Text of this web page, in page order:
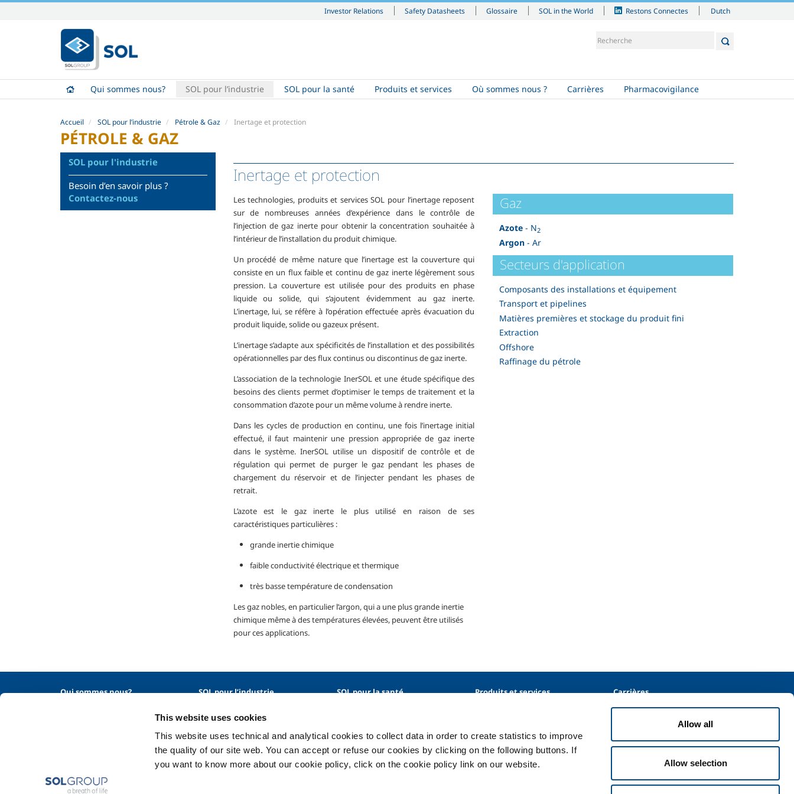
This website uses cookies
This website uses technical and analytical cookies to collect data in order to create statistics to improve
the quality of our site web. You can accept or refuse our cookies by clicking on the following buttons. If
you want to know more about our cookie policy, click on the cookie policy link on our website.
Allow all
Allow selection
Investor Relations Safety Datasheets Glossaire SOL in the World Restons Connectes
contenu.
|
Aller
Dutch
Qui sommes nous? SOL pour l’industrie SOL pour la santé Produits et services Où sommes nous ? Carrières Pharmacovigilance
Accueil SOL pour l’industrie Pétrole & Gaz Inertage et protection
PÉTROLE & GAZ
Inertage et protection
Les technologies, produits et services SOL pour l’inertage reposent
sur de nombreuses années d’expérience dans le contrôle de
l’injection de gaz inerte pour obtenir la concentration souhaitée à
l’intérieur de l’installation du produit chimique.
Un procédé de même nature que l’inertage est la couverture qui
consiste en un flux faible et continu de gaz inerte légèrement sous
pression. La couverture est utilisée pour des produits en phase
liquide ou solide, qui s’ajoutent évidemment au gaz inerte.
L’inertage, lui, se réfère à l’opération effectuée après évacuation du
produit liquide, solide ou gazeux présent.
L’inertage s’adapte aux spécificités de l’installation et des possibilités
opérationnelles par des flux continus ou discontinus de gaz inerte.
L’association de la technologie InerSOL et une étude spécifique des
besoins des clients permet d’optimiser le temps de traitement et la
consommation d’azote pour un même volume à rendre inerte.
Dans les cycles de production en continu, une fois l’inertage initial
effectué, il faut maintenir une pression appropriée de gaz inerte
dans le système. InerSOL utilise un dispositif de contrôle et de
régulation qui permet de purger le gaz pendant les phases de
chargement du réservoir et de l’injecter pendant les phases de
retrait.
L’azote est le gaz inerte le plus utilisé en raison de ses
caractéristiques particulières :
grande inertie chimique
faible conductivité électrique et thermique
très basse température de condensation
Les gaz nobles, en particulier l’argon, qui a une plus grande inertie
chimique même à des températures élevées, peuvent être utilisés
pour ces applications.
Gaz
Azote - N2
Argon - Ar
Secteurs d'application
Composants des installations et équipement
Transport et pipelines
Matières premières et stockage du produit fini
Extraction
Offshore
Raffinage du pétrole
SOL pour l'industrie
Besoin d’en savoir plus ?
Contactez-nous
Qui sommes nous?
Sécurité, environnement et
SOL pour l’industrie
Production des métaux
Fabrication des métaux
Chimie & Pharma
Pétrole & Gaz
SOL pour la santé
Systèmes de distribution des gaz
médicaux
Gaz
Produits et services
Produits et services pour le
Carrières
NOS VALEURS
NOS OPPORTUNITÉS
NOUS REJOINDRE